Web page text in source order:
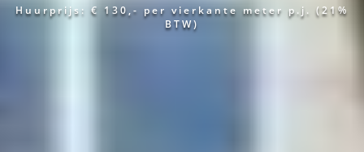
Huurprijs: € 130,-per vierkante meter p.j. (21%
BTW)